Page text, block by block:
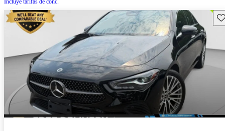
Incluye tarifas de conc.